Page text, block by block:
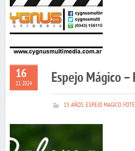
16
11 2024 Espejo Mágico –
15 AÑOS,ESPEJO MAGICO,